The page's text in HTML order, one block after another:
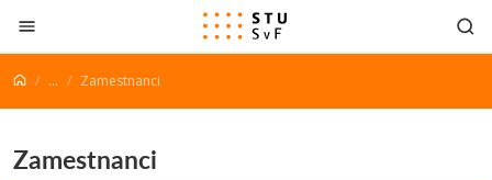
Prejsť na obsah
... Zamestnanci
Zamestnanci